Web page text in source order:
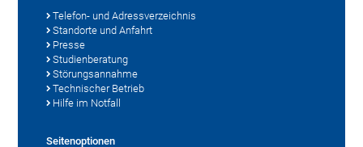
Telefon- und Adressverzeichnis
Standorte und Anfahrt
Presse
Studienberatung
Störungsannahme
Technischer Betrieb
Hilfe im Notfall
Seitenoptionen